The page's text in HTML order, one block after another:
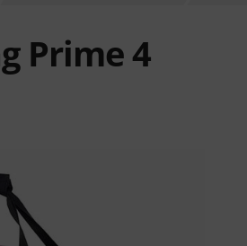
Prime 4
clients